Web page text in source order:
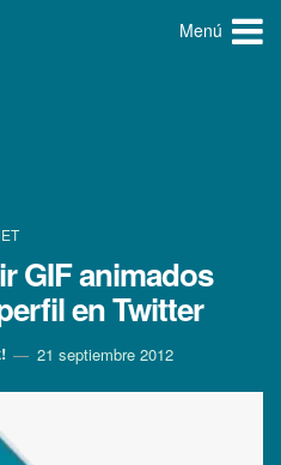
Menú
GIF animados
en Twitter
21 septiembre 2012